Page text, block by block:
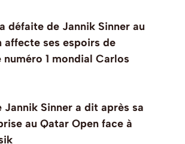
défaite de Jannik Sinner au
affecte ses espoirs de
numéro 1 mondial Carlos
Jannik Sinner a dit après sa
au Qatar Open face à